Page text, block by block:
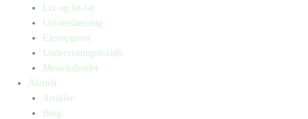
Lix og let-tal
Universlæsning
Elevopgaver
Undervisningsforløb
Messekalender
Aktuelt
Artikler
Blog